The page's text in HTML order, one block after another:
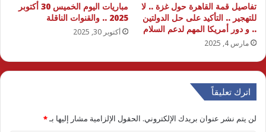
تفاصيل قمة القاهرة حول غزة .. لا
للتهجير .. التأكيد على حل الدولتين
.. و دور أمريكا المهم لدعم السلام
مارس 4, 2025
مباريات اليوم الخميس 30 أكتوبر
2025 .. والقنوات الناقلة
أكتوبر 30, 2025
اترك تعليقاً
لن يتم نشر عنوان بريدك الإلكتروني. الحقول الإلزامية مشار إليها بـ*